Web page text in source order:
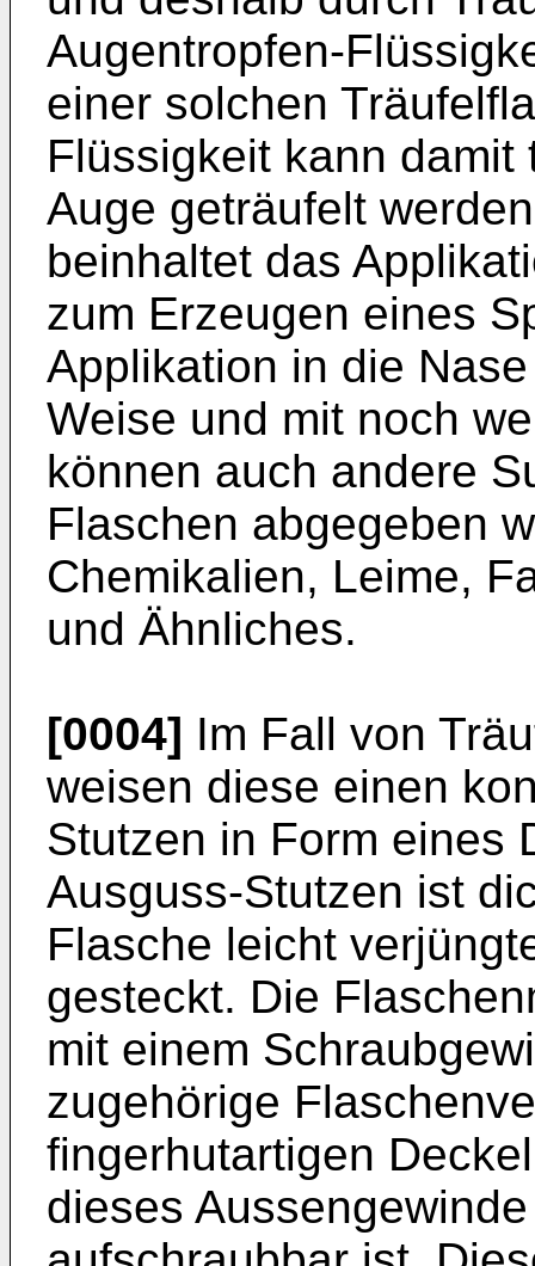
Augentropfen-
einer solchen
Flüssigkeit kann
Auge geträufelt
beinhaltet das
zum Erzeugen eines
Applikation in die
Weise und mit noch
können auch andere
Flaschen abgegeben
Chemikalien, Leime,
und Ähnliches.
[0004] Im Fall von
weisen diese einen
Stutzen in Form eines
Ausguss-Stutzen ist
Flasche leicht
gesteckt. Die
mit einem
zugehörige
fingerhutartigen
dieses